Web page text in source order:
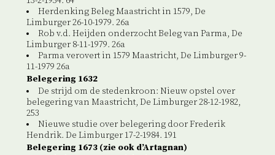
Herdenking Beleg Maastricht in 1579, De
Limburger 26-10-1979. 26a
Rob v.d. Heijden onderzocht Beleg van Parma, De
Limburger 8-11-1979. 26a
Parma verovert in 1579 Maastricht, De Limburger 9-
11-1979 26a
Belegering 1632
De strijd om de stedenkroon: Nieuw opstel over
belegering van Maastricht, De Limburger 28-12-1982,
253
Nieuwe studie over belegering door Frederik
Hendrik. De Limburger 17-2-1984. 191
Belegering 1673 (zie ook d’Artagnan)